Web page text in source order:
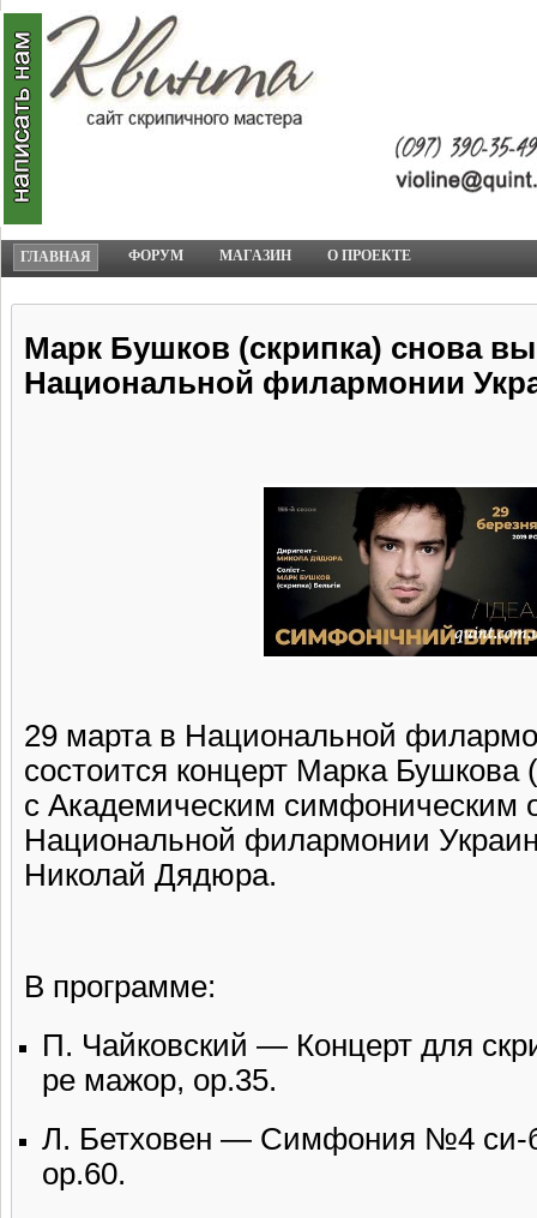
ГЛАВНАЯ ФОРУМ МАГАЗИН О ПРОЕКТЕ
Марк Бушков (скрипка) снова
Национальной филармонии
29 марта в Национальной
состоится концерт Марка Бушкова
с Академическим симфоническим
Национальной филармонии
Николай Дядюра.
В программе:
П. Чайковский — Концерт для
ре мажор, ор.35.
Л. Бетховен — Симфония №4 си-
ор.60.